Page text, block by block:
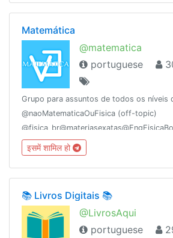
Matemática
@matematica
portuguese
Grupo para assuntos de todos os níveis
@naoMatematicaOuFisica (off-topic)
इसमें शामिल हो
📚 Livros Digitais 📚
@LivrosAqui
portuguese